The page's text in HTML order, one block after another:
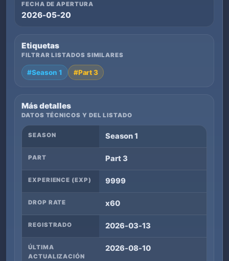
FECHA DE APERTURA
2026-05-20
Etiquetas
FILTRAR LISTADOS SIMILARES
#Season 1 #Part 3
Más detalles
DATOS TÉCNICOS Y DEL LISTADO
SEASON Season 1
PART Part 3
EXPERIENCE (EXP) 9999
DROP RATE x60
REGISTRADO 2026-03-13
ÚLTIMA
ACTUALIZACIÓN
2026-08-10